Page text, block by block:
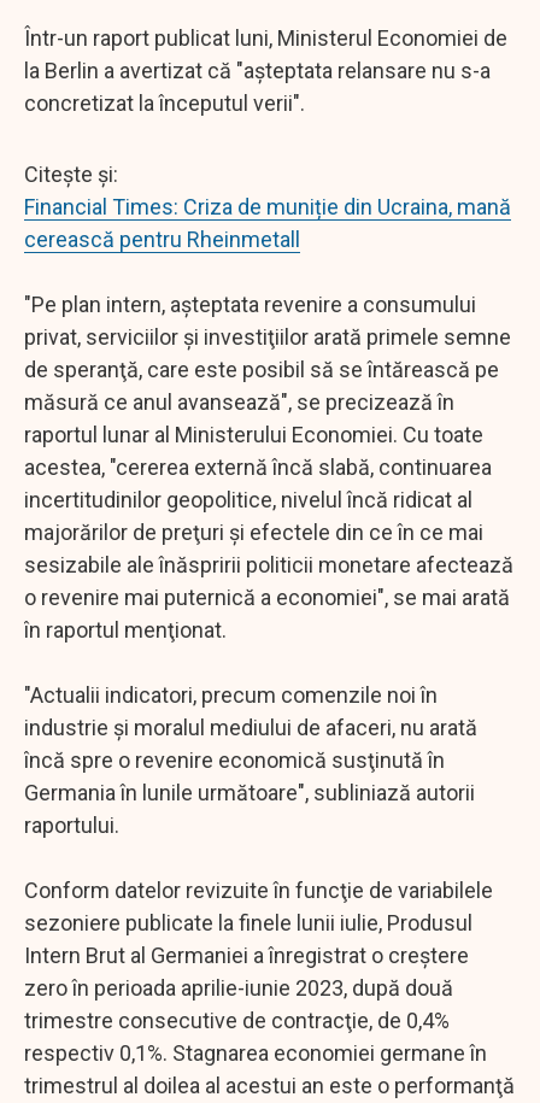
Într-un raport publicat luni, Ministerul Economiei de
la Berlin a avertizat că "aşteptata relansare nu s-a
concretizat la începutul verii".
Citește și:
Financial Times: Criza de muniție din Ucraina, mană
cerească pentru Rheinmetall
"Pe plan intern, aşteptata revenire a consumului
privat, serviciilor şi investiţiilor arată primele semne
de speranţă, care este posibil să se întărească pe
măsură ce anul avansează", se precizează în
raportul lunar al Ministerului Economiei. Cu toate
acestea, "cererea externă încă slabă, continuarea
incertitudinilor geopolitice, nivelul încă ridicat al
majorărilor de preţuri şi efectele din ce în ce mai
sesizabile ale înăspririi politicii monetare afectează
o revenire mai puternică a economiei", se mai arată
în raportul menţionat.
"Actualii indicatori, precum comenzile noi în
industrie şi moralul mediului de afaceri, nu arată
încă spre o revenire economică susţinută în
Germania în lunile următoare", subliniază autorii
raportului.
Conform datelor revizuite în funcţie de variabilele
sezoniere publicate la finele lunii iulie, Produsul
Intern Brut al Germaniei a înregistrat o creştere
zero în perioada aprilie-iunie 2023, după două
trimestre consecutive de contracţie, de 0,4%
respectiv 0,1%. Stagnarea economiei germane în
trimestrul al doilea al acestui an este o performanţă